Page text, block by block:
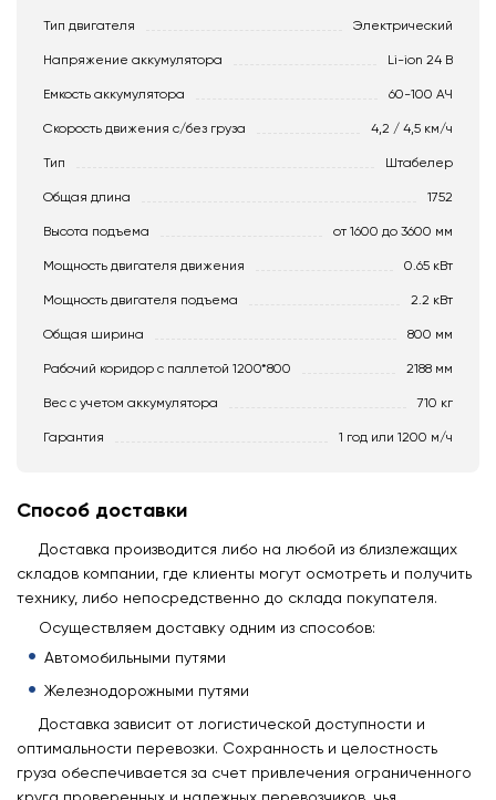
Тип двигателя Электрический
Напряжение аккумулятора Li-ion 24 В
Емкость аккумулятора 60-100 АЧ
Скорость движения c/без груза 4,2 / 4,5 км/ч
Тип Штабелер
Общая длина 1752
Высота подъема от 1600 до 3600 мм
Мощность двигателя движения 0.65 кВт
Мощность двигателя подъема 2.2 кВт
Общая ширина 800 мм
Рабочий коридор с паллетой 1200*800 2188 мм
Вес с учетом аккумулятора 710 кг
Гарантия 1 год или 1200 м/ч
Способ доставки
Доставка производится либо на любой из близлежащих
складов компании, где клиенты могут осмотреть и получить
технику, либо непосредственно до склада покупателя.
Осуществляем доставку одним из способов:
Автомобильными путями
Железнодорожными путями
Доставка зависит от логистической доступности и
оптимальности перевозки. Сохранность и целостность
груза обеспечивается за счет привлечения ограниченного